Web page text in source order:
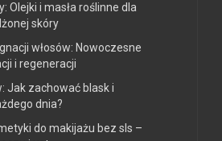
Olejki i masła roślinne dla
skóry
włosów: Nowoczesne
i regeneracji
Jak zachować blask i
dnia?
do makijażu bez sls –